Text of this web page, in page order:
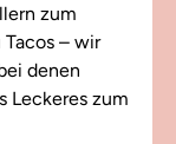
zum
– wir
denen
Leckeres zum